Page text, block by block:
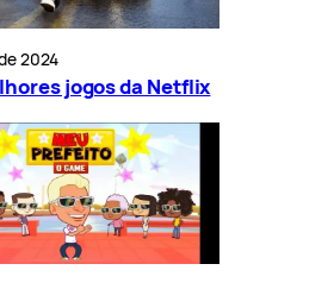
2024
jogos da Netflix